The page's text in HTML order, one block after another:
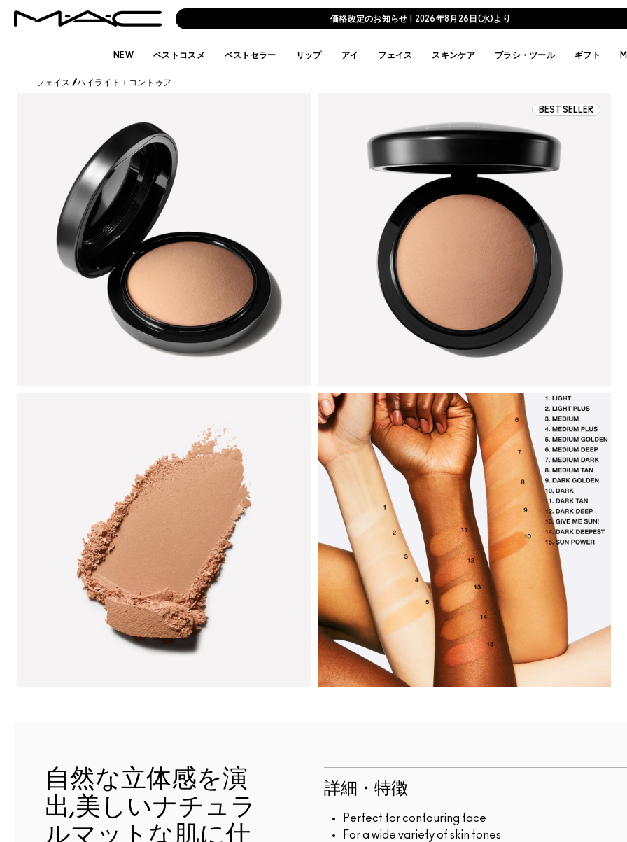
価格改定のお知らせ | 2026年8月26日(水)より
NEW ベストコスメ ベストセラー リップ アイ フェイス スキンケア ブラシ・ツール ギフト
フェイス /ハイライト＋コントゥア
BEST SELLER
自然な立体感を演
出,美しいナチュラ
ルマットな肌に仕
詳細・特徴
Perfect for contouring face
For a wide variety of skin tones